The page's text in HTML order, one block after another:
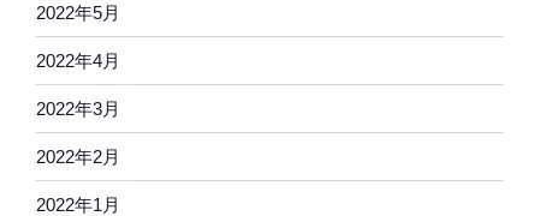
2022年5月
2022年4月
2022年3月
2022年2月
2022年1月